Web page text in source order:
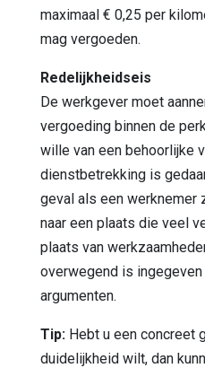
maximaal € 0,25 per
mag vergoeden.
Redelijkheidseis
De werkgever moet
vergoeding binnen de
wille van een behoorlijke
dienstbetrekking is
geval als een werknemer
naar een plaats die veel
plaats van
overwegend is
argumenten.
Tip: Hebt u een concreet
duidelijkheid wilt, dan